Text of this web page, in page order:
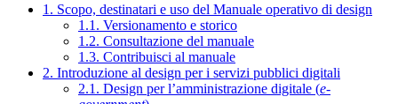
1. Scopo, destinatari e uso del Manuale operativo di design
1.1. Versionamento e storico
1.2. Consultazione del manuale
1.3. Contribuisci al manuale
2. Introduzione al design per i servizi pubblici digitali
2.1. Design per l’amministrazione digitale (e-